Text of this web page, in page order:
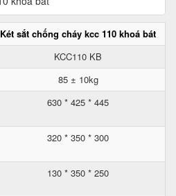
Két sắt chống cháy kcc 110 khoá bát
KCC110 KB
85 ± 10kg
630 * 425 * 445
320 * 350 * 300
130 * 350 * 250